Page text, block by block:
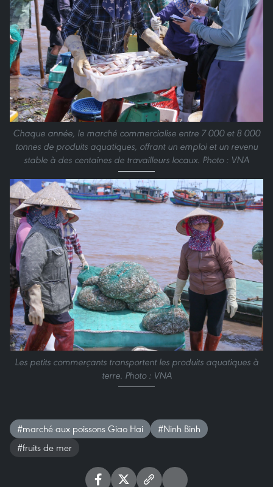
Chaque année, le marché commercialise entre 7 000 et 8 000
tonnes de produits aquatiques, offrant un emploi et un revenu
stable à des centaines de travailleurs locaux. Photo : VNA
Les petits commerçants transportent les produits aquatiques à
terre. Photo : VNA
#marché aux poissons Giao Hai
#Ninh Binh
#fruits de mer